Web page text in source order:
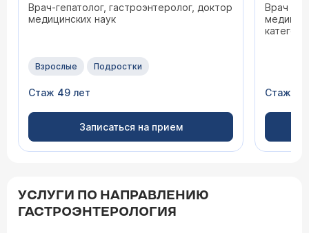
Врач-гепатолог, гастроэнтеролог, доктор
медицинских наук
Взрослые Подростки
Стаж 49 лет
Записаться на прием
Врач
Стаж 34
УСЛУГИ ПО НАПРАВЛЕНИЮ
ГАСТРОЭНТЕРОЛОГИЯ